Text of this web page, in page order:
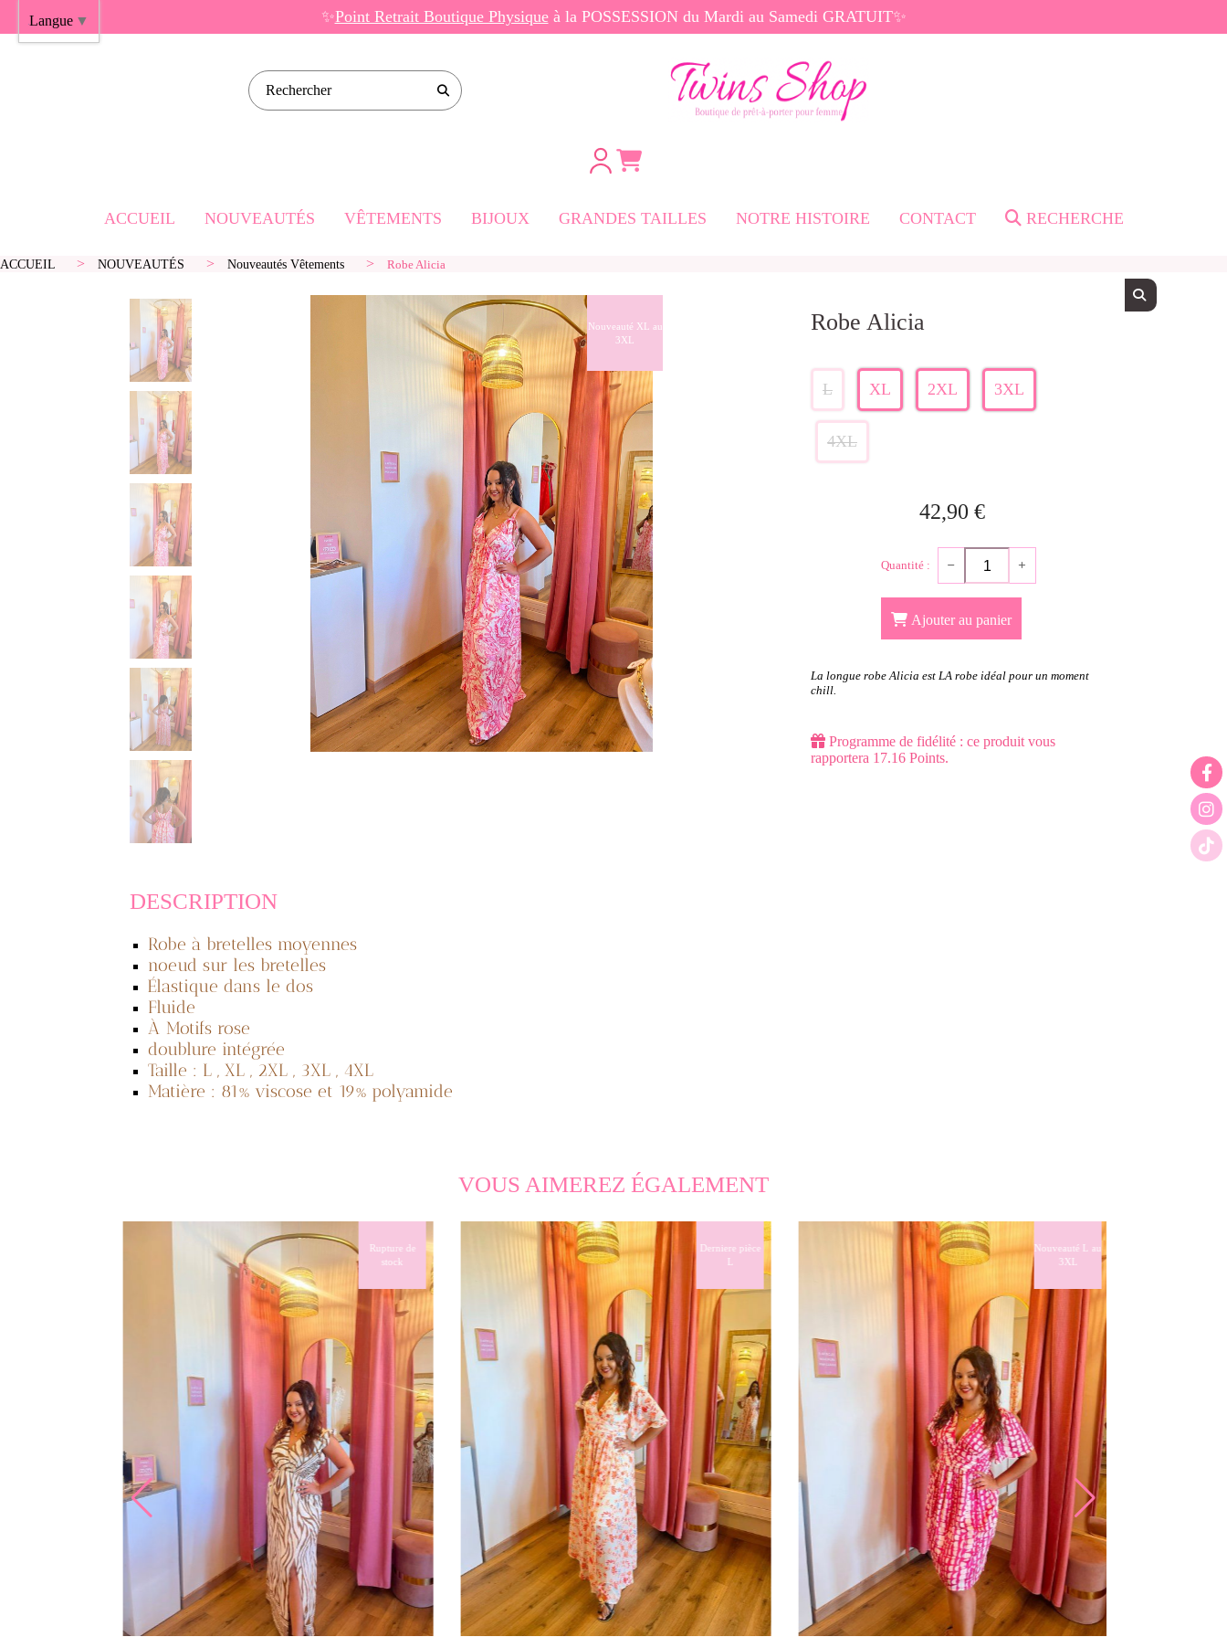
✨Point Retrait Boutique Physiqueà la POSSESSION du Mardi au Samedi GRATUIT✨
Rechercher sur le site
ACCUEIL NOUVEAUTÉS VÊTEMENTS
Robes Mi-Longues
BIJOUX GRANDES TAILLES NOTRE HISTOIRE CONTACT RECHERCHE
ACCUEIL NOUVEAUTÉS Nouveautés Vêtements Robe Alicia
Nouveauté XL au
3XL
Robe Alicia
L XL 2XL 3XL
4XL
42,90 €
Quantité :
Ajouter au panier
La longue robe Alicia est LA robe idéal pour un moment
chill.
Programme de fidélité : ce produit vous
rapportera 17.16 Points.
DESCRIPTION
Robe à bretelles moyennes
noeud sur les bretelles
Élastique dans le dos
Fluide
À Motifs rose
doublure intégrée
Taille : L , XL , 2XL , 3XL , 4XL
Matière : 81% viscose et 19% polyamide
VOUS AIMEREZ ÉGALEMENT
Rupture de
stock
Derniere pièce
Nouveauté L au
3XL
Langue ▼